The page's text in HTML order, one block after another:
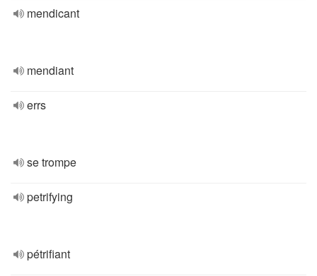
mendicant
mendiant
errs
se trompe
petrifying
pétrifiant